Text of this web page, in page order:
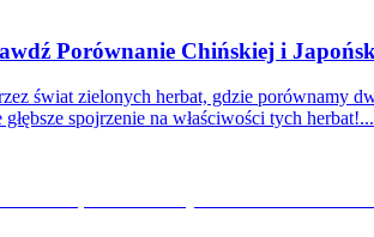
Porównanie Chińskiej i
świat zielonych herbat, gdzie
spojrzenie na właściwości tych herbat!...